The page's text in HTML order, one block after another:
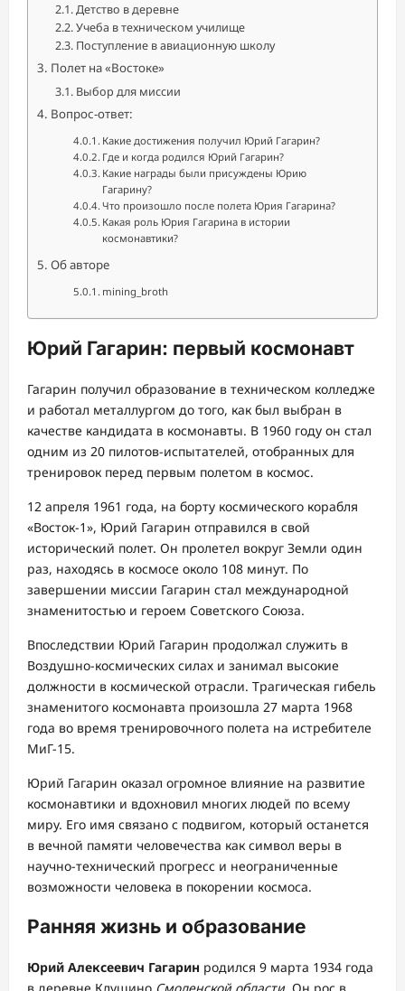
Детство в деревне
Учеба в техническом училище
Поступление в авиационную школу
Полет на «Востоке»
Выбор для миссии
Вопрос-ответ:
Какие достижения получил Юрий Гагарин?
Где и когда родился Юрий Гагарин?
Какие награды были присуждены Юрию
Гагарину?
Что произошло после полета Юрия Гагарина?
Какая роль Юрия Гагарина в истории
космонавтики?
Об авторе
mining_broth
Юрий Гагарин: первый космонавт
Гагарин получил образование в техническом колледже
и работал металлургом до того, как был выбран в
качестве кандидата в космонавты. В 1960 году он стал
одним из 20 пилотов-испытателей, отобранных для
тренировок перед первым полетом в космос.
12 апреля 1961 года, на борту космического корабля
«Восток-1», Юрий Гагарин отправился в свой
исторический полет. Он пролетел вокруг Земли один
раз, находясь в космосе около 108 минут. По
завершении миссии Гагарин стал международной
знаменитостью и героем Советского Союза.
Впоследствии Юрий Гагарин продолжал служить в
Воздушно-космических силах и занимал высокие
должности в космической отрасли. Трагическая гибель
знаменитого космонавта произошла 27 марта 1968
года во время тренировочного полета на истребителе
МиГ-15.
Юрий Гагарин оказал огромное влияние на развитие
космонавтики и вдохновил многих людей по всему
миру. Его имя связано с подвигом, который останется
в вечной памяти человечества как символ веры в
научно-технический прогресс и неограниченные
возможности человека в покорении космоса.
Ранняя жизнь и образование
Юрий Алексеевич Гагарин родился 9 марта 1934 года
в деревне Клушино Смоленской области. Он рос в